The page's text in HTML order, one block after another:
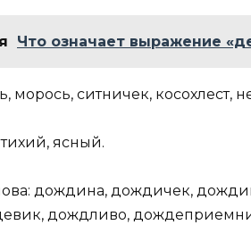
Что означает выражение
ситничек, косохлест,
ясный.
дождина, дождичек,
дождливо,